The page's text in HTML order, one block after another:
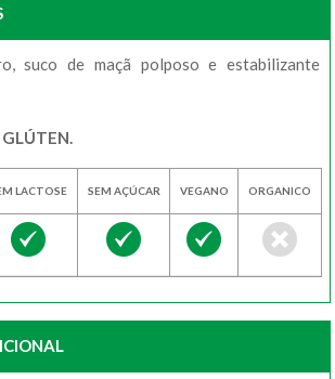
suco de maçã polposo e estabilizante
LACTOSE SEM AÇÚCAR VEGANO ORGANICO